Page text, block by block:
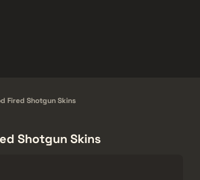
Fired Shotgun Skins
Shotgun Skins